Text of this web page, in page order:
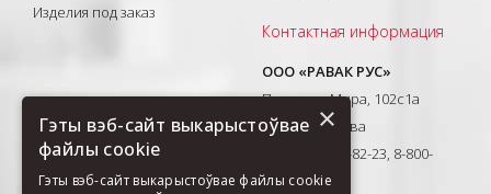
Изделия под заказ
Контактная информация
ООО «РАВАК РУС»
Проспект Мира, 102с1а
129626, Москва
T: +7(495) 710-82-23, 8-800-
333-41-51
×
Гэты вэб-сайт выкарыстоўвае
файлы cookie
Гэты вэб-сайт выкарыстоўвае файлы cookie